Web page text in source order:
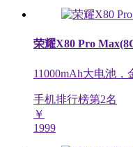
荣耀X80 Pro
11000mAh大电池
手机排行榜第2名
￥
1999